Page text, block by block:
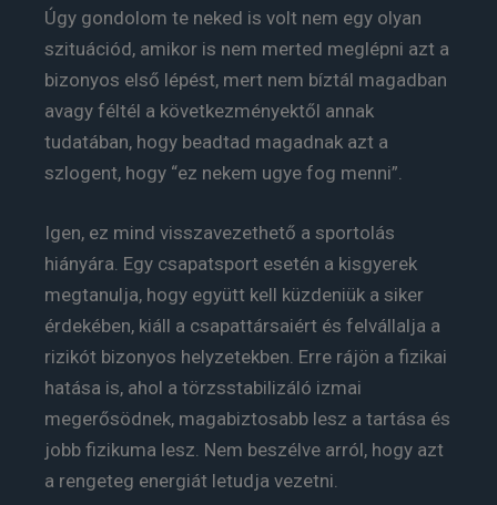
Úgy gondolom te neked is volt nem egy olyan
szituációd, amikor is nem merted meglépni azt a
bizonyos első lépést, mert nem bíztál magadban
avagy féltél a következményektől annak
tudatában, hogy beadtad magadnak azt a
szlogent, hogy “ez nekem ugye fog menni”.
Igen, ez mind visszavezethető a sportolás
hiányára. Egy csapatsport esetén a kisgyerek
megtanulja, hogy együtt kell küzdeniük a siker
érdekében, kiáll a csapattársaiért és felvállalja a
rizikót bizonyos helyzetekben. Erre rájön a fizikai
hatása is, ahol a törzsstabilizáló izmai
megerősödnek, magabiztosabb lesz a tartása és
jobb fizikuma lesz. Nem beszélve arról, hogy azt
a rengeteg energiát letudja vezetni.